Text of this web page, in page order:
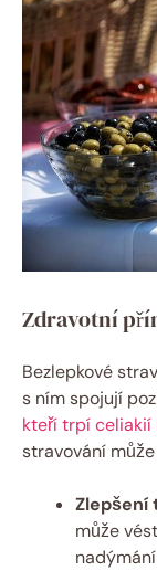
Zdravotní
Bezlepkové
s ním spojují
kteří trpí
stravování
Zlepšení
může